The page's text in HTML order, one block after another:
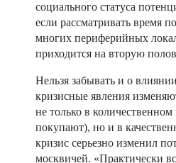
социального статуса
если рассматривать время
многих периферийных
приходится на вторую
Нельзя забывать и о
кризисные явления
не только в
покупают), но и в
кризис серьезно изменил
москвичей. «Практически